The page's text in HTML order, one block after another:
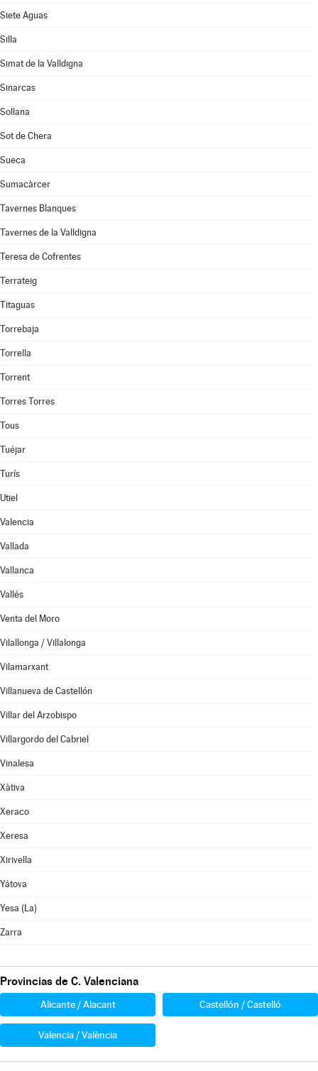
Siete Aguas
Silla
Simat de la Valldigna
Sinarcas
Sollana
Sot de Chera
Sueca
Sumacàrcer
Tavernes Blanques
Tavernes de la Valldigna
Teresa de Cofrentes
Terrateig
Titaguas
Torrebaja
Torrella
Torrent
Torres Torres
Tous
Tuéjar
Turís
Utiel
Valencia
Vallada
Vallanca
Vallés
Venta del Moro
Vilallonga / Villalonga
Vilamarxant
Villanueva de Castellón
Villar del Arzobispo
Villargordo del Cabriel
Vinalesa
Xàtiva
Xeraco
Xeresa
Xirivella
Yátova
Yesa (La)
Zarra
Provincias de C. Valenciana
Alicante / Alacant Castellón / Castelló
Valencia / València